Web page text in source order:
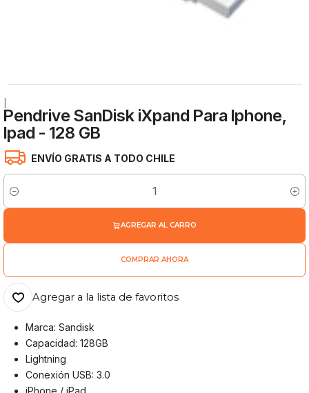
Pendrive SanDisk iXpand Para Iphone,
Ipad - 128 GB
ENVÍO GRATIS A TODO CHILE
Cantidad
AGREGAR AL CARRO
COMPRAR AHORA
Agregar a la lista de favoritos
Marca: Sandisk
Capacidad: 128GB
Lightning
Conexión USB: 3.0
iPhone / iPad